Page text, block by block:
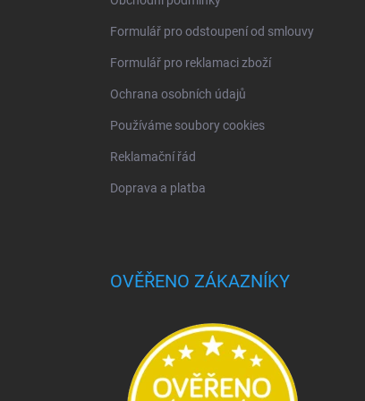
Formulář pro odstoupení od smlouvy
Formulář pro reklamaci zboží
Ochrana osobních údajů
Používáme soubory cookies
Reklamační řád
Doprava a platba
OVĚŘENO ZÁKAZNÍKY